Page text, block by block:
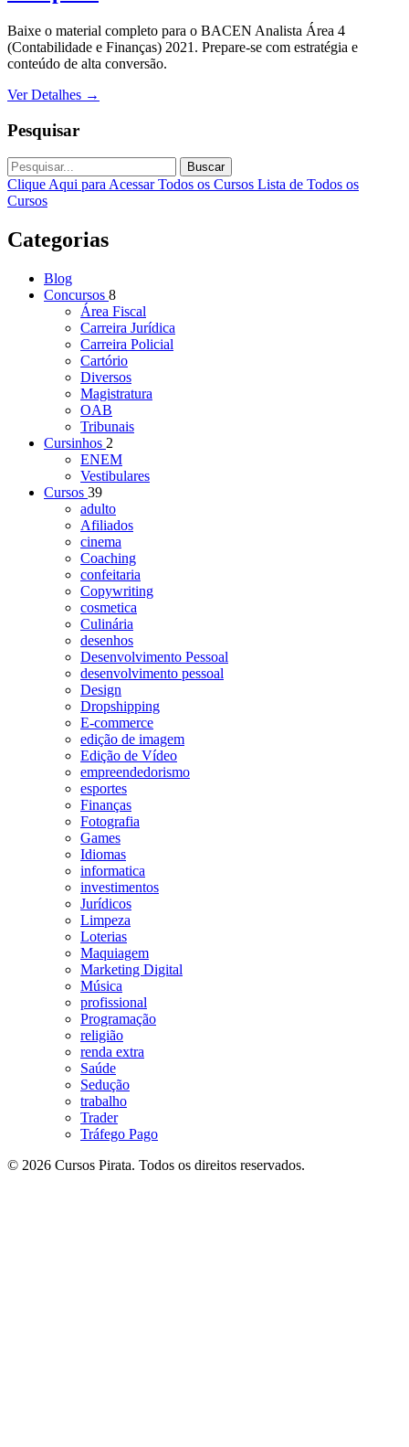
Baixe o material completo para o BACEN Analista Área 4
(Contabilidade e Finanças) 2021. Prepare-se com estratégia e
conteúdo de alta conversão.
Ver Detalhes →
Pesquisar
Buscar
Clique Aqui para Acessar Todos os Cursos Lista de Todos os
Cursos
Categorias
Blog
Concursos 8
Área Fiscal
Carreira Jurídica
Carreira Policial
Cartório
Diversos
Magistratura
OAB
Tribunais
Cursinhos 2
ENEM
Vestibulares
Cursos 39
adulto
Afiliados
cinema
Coaching
confeitaria
Copywriting
cosmetica
Culinária
desenhos
Desenvolvimento Pessoal
desenvolvimento pessoal
Design
Dropshipping
E-commerce
edição de imagem
Edição de Vídeo
empreendedorismo
esportes
Finanças
Fotografia
Games
Idiomas
informatica
investimentos
Jurídicos
Limpeza
Loterias
Maquiagem
Marketing Digital
Música
profissional
Programação
religião
renda extra
Saúde
Sedução
trabalho
Trader
Tráfego Pago
© 2026 Cursos Pirata. Todos os direitos reservados.